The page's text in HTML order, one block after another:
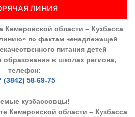
ЛИНИЯ
Кемеровской области – Кузбасса
по фактам ненадлежащей
питания детей
образования в школах региона,
телефон:
(3842) 58-69-75
кузбассовцы!
Кемеровской области – Кузбасса